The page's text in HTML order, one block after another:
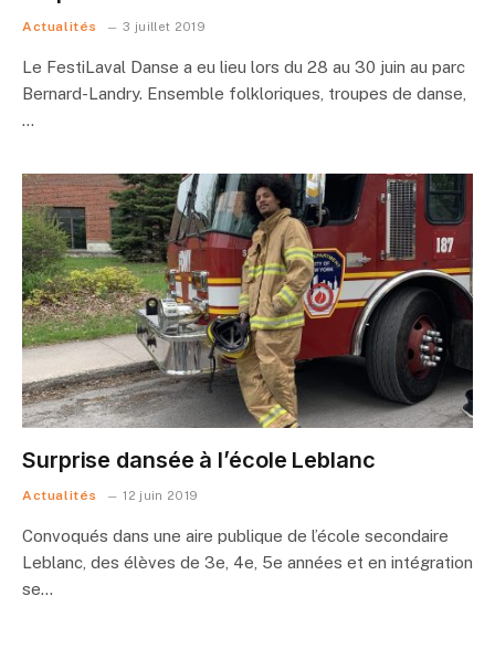
Actualités 3 juillet 2019
Le FestiLaval Danse a eu lieu lors du 28 au 30 juin au parc
Bernard-Landry. Ensemble folkloriques, troupes de danse,
…
Surprise dansée à l’école Leblanc
Actualités 12 juin 2019
Convoqués dans une aire publique de l’école secondaire
Leblanc, des élèves de 3e, 4e, 5e années et en intégration
se…